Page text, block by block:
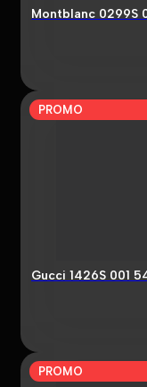
Montblanc 0299S
PROMO
Gucci 1426S 001
PROMO